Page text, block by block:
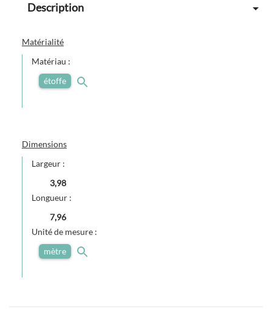
Description
Matérialité
Matériau :
étoffe
Dimensions
Largeur :
3,98
Longueur :
7,96
Unité de mesure :
mètre